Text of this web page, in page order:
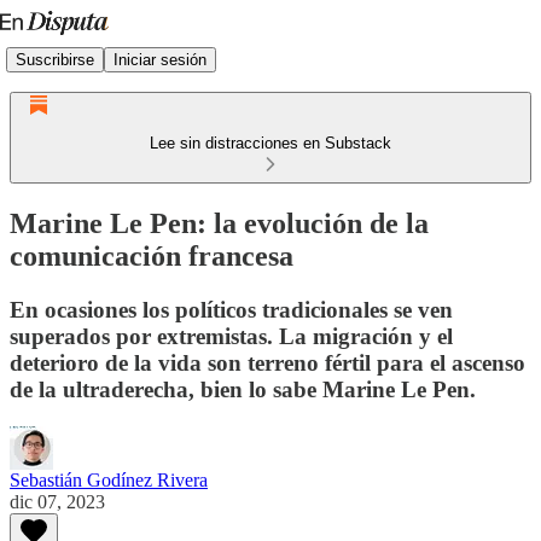
Suscribirse Iniciar sesión
Lee sin distracciones en Substack
Marine Le Pen: la evolución de la
comunicación francesa
En ocasiones los políticos tradicionales se ven
superados por extremistas. La migración y el
deterioro de la vida son terreno fértil para el ascenso
de la ultraderecha, bien lo sabe Marine Le Pen.
Sebastián Godínez Rivera
dic 07, 2023